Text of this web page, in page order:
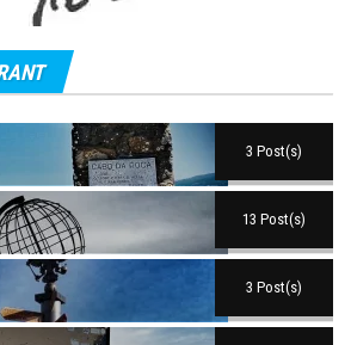
3 Post(s)
13 Post(s)
3 Post(s)